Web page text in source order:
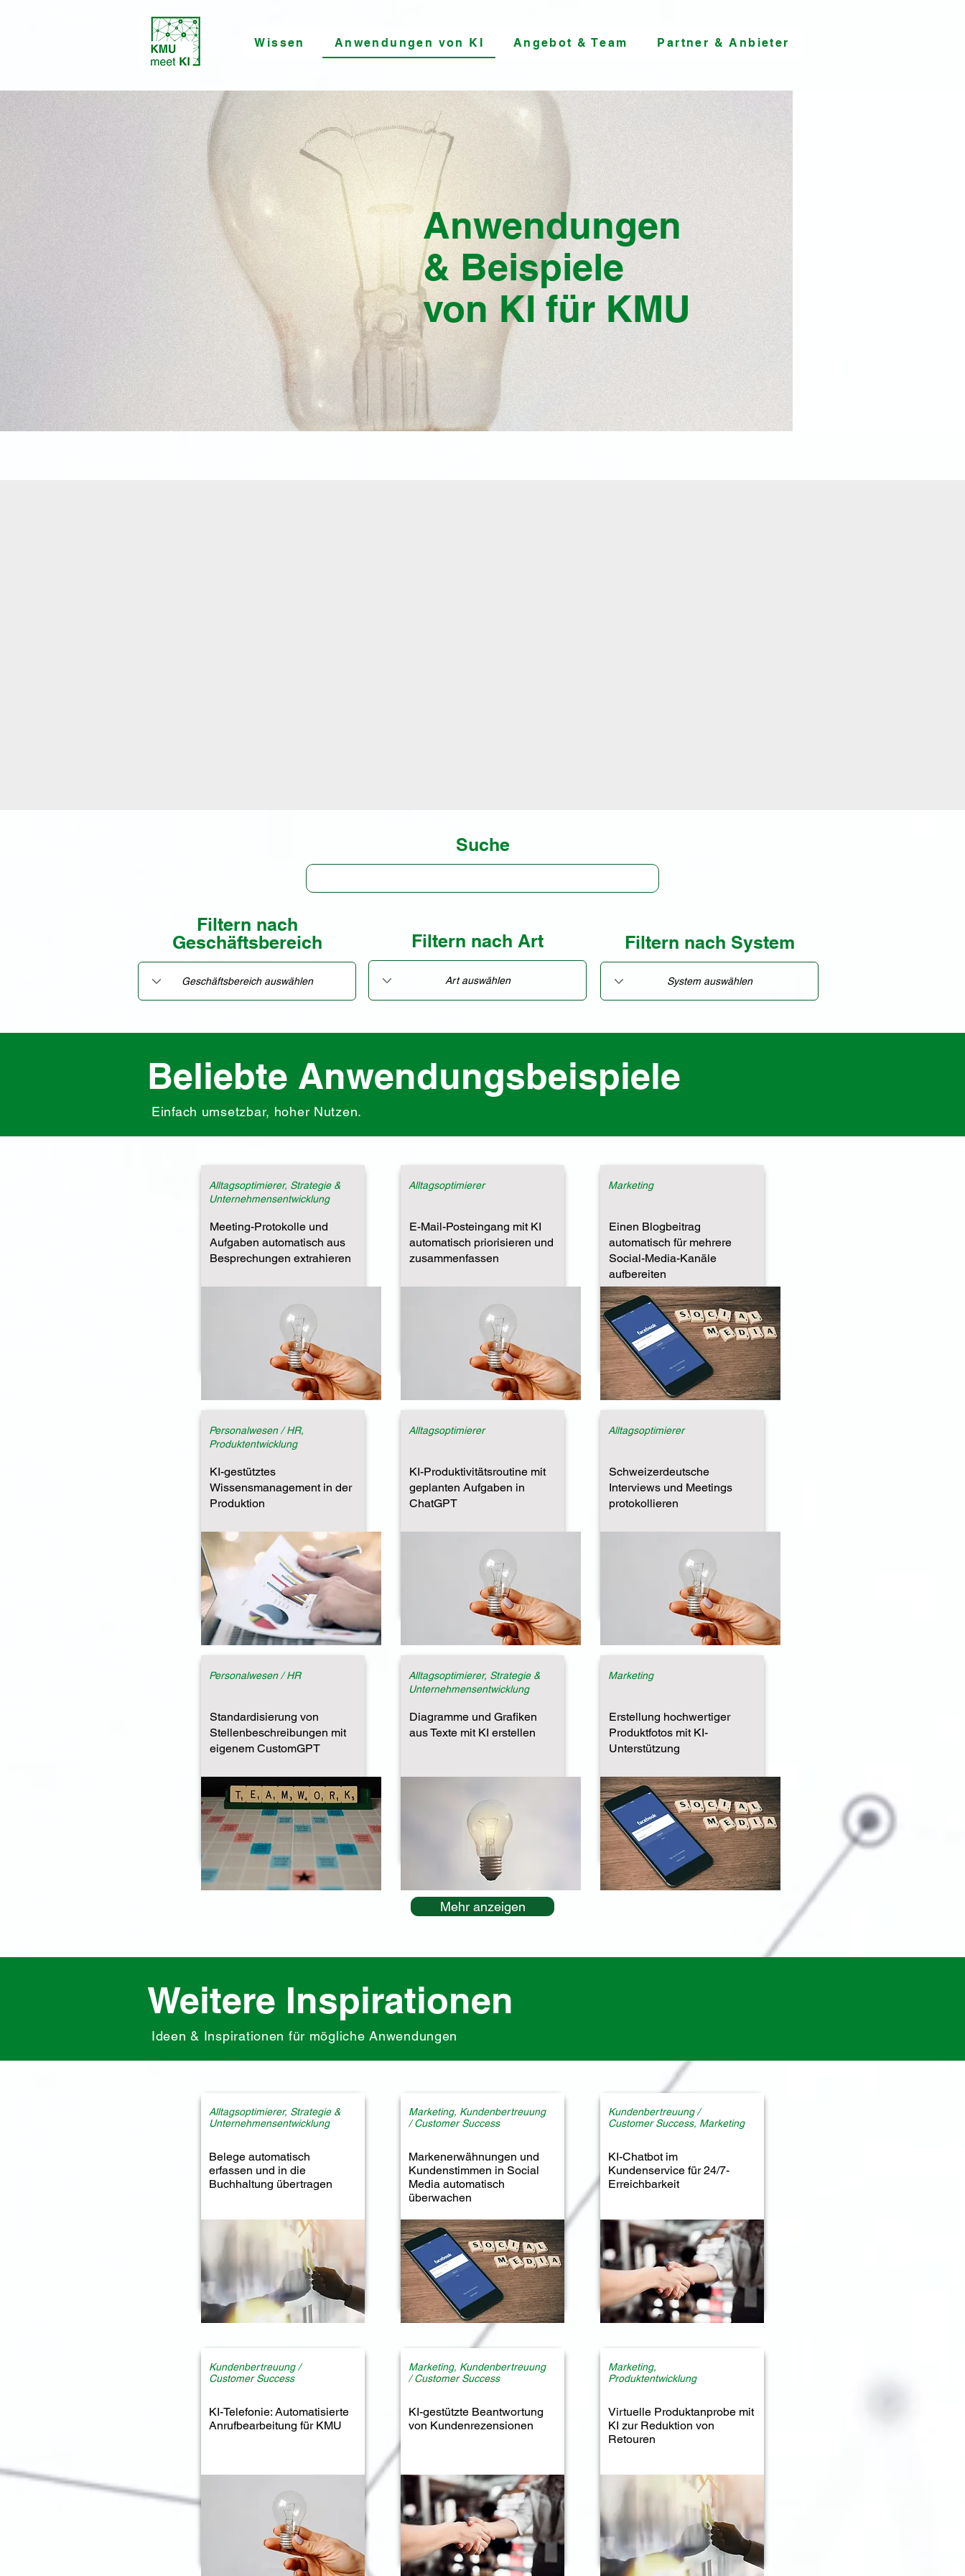
Wissen Anwendungen von KI Angebot & Team Partner & Anbieter
Anwendungen
& Beispiele
von KI für KMU
Suche
Filtern nach
Geschäftsbereich
Filtern nach Art Filtern nach System
Beliebte Anwendungsbeispiele
Einfach umsetzbar, hoher Nutzen.
Alltagsoptimierer, Strategie &
Unternehmensentwicklung
Meeting-Protokolle und
Aufgaben automatisch aus
Besprechungen extrahieren
Personalwesen / HR,
Produktentwicklung
KI-gestütztes
Wissensmanagement in der
Produktion
Personalwesen / HR
Standardisierung von
Stellenbeschreibungen mit
eigenem CustomGPT
Alltagsoptimierer
E-Mail-Posteingang mit KI
automatisch priorisieren und
zusammenfassen
Alltagsoptimierer
KI-Produktivitätsroutine mit
geplanten Aufgaben in
ChatGPT
Alltagsoptimierer, Strategie &
Unternehmensentwicklung
Diagramme und Grafiken
aus Texte mit KI erstellen
Marketing
Einen Blogbeitrag
automatisch für mehrere
Social-Media-Kanäle
aufbereiten
Alltagsoptimierer
Schweizerdeutsche
Interviews und Meetings
protokollieren
Marketing
Erstellung hochwertiger
Produktfotos mit KI-
Unterstützung
Mehr anzeigen
Weitere Inspirationen
Ideen & Inspirationen für mögliche Anwendungen
Alltagsoptimierer, Strategie &
Unternehmensentwicklung
Belege automatisch
erfassen und in die
Buchhaltung übertragen
Kundenbertreuung /
Customer Success
KI-Telefonie: Automatisierte
Anrufbearbeitung für KMU
Marketing, Kundenbertreuung
/ Customer Success
Markenerwähnungen und
Kundenstimmen in Social
Media automatisch
überwachen
Marketing, Kundenbertreuung
/ Customer Success
KI-gestützte Beantwortung
von Kundenrezensionen
Kundenbertreuung /
Customer Success, Marketing
KI-Chatbot im
Kundenservice für 24/7-
Erreichbarkeit
Marketing,
Produktentwicklung
Virtuelle Produktanprobe mit
KI zur Reduktion von
Retouren